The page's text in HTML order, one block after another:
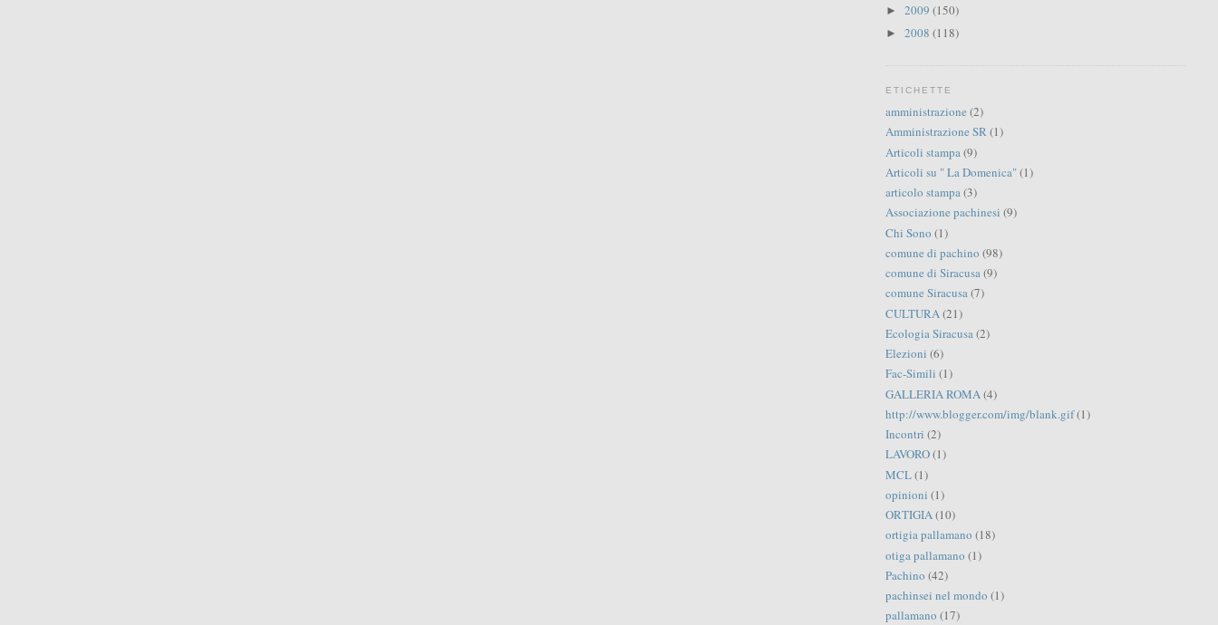
► 2009 (150)
► 2008 (118)
ETICHETTE
amministrazione (2)
Amministrazione SR(1)
Articoli stampa(9)
Articoli su " La Domenica"(1)
articolo stampa(3)
Associazione pachinesi (9)
Chi Sono (1)
comune di pachino (98)
comune di Siracusa(9)
comune Siracusa(7)
CULTURA(21)
Ecologia Siracusa(2)
Elezioni (6)
Fac-Simili (1)
GALLERIA ROMA(4)
http://www.blogger.com/img/blank.gif(1)
Incontri (2)
LAVORO(1)
MCL(1)
opinioni (1)
ORTIGIA(10)
ortigia pallamano (18)
otiga pallamano (1)
Pachino (42)
pachinsei nel mondo (1)
pallamano (17)